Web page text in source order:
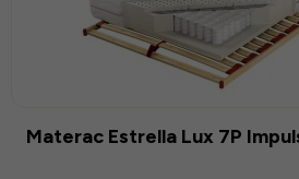
Materac Estrella Lux 7P